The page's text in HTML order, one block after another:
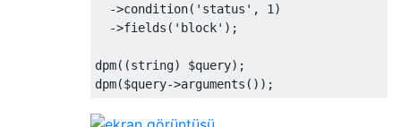
->condition( 'status' , 1 )
->fields ( 'block' );
dpm((string) $query);
dpm($query->arguments ());